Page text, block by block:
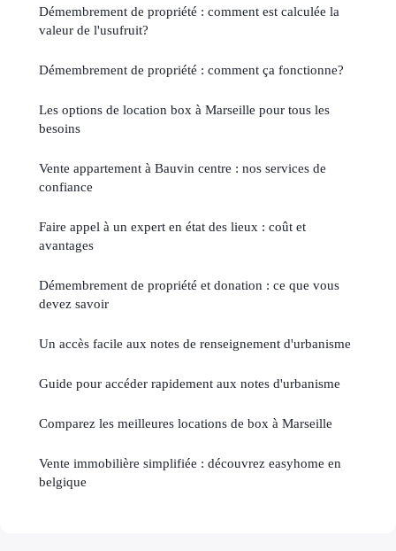
Démembrement de propriété : comment est calculée la
valeur de l'usufruit?
Démembrement de propriété : comment ça fonctionne?
Les options de location box à Marseille pour tous les
besoins
Vente appartement à Bauvin centre : nos services de
confiance
Faire appel à un expert en état des lieux : coût et
avantages
Démembrement de propriété et donation : ce que vous
devez savoir
Un accès facile aux notes de renseignement d'urbanisme
Guide pour accéder rapidement aux notes d'urbanisme
Comparez les meilleures locations de box à Marseille
Vente immobilière simplifiée : découvrez easyhome en
belgique